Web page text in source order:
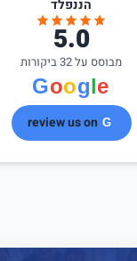
הננפלד
5.0
מבוסס על 32 ביקורות
review us on